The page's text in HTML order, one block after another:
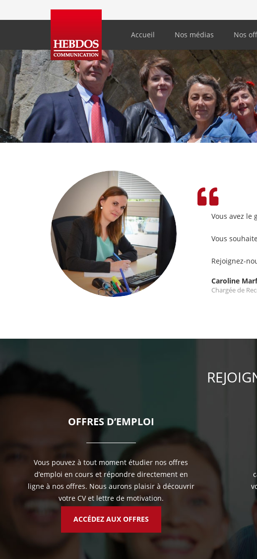
Accueil Nos médias Nos
Vous avez le
Vous
Rejoignez-
Caroline
Chargée de
OFFRES D’EMPLOI
Vous pouvez à tout moment étudier nos offres
d’emploi en cours et répondre directement en
ligne à nos offres. Nous aurons plaisir à découvrir
votre CV et lettre de motivation.
ACCÉDEZ AUX OFFRES